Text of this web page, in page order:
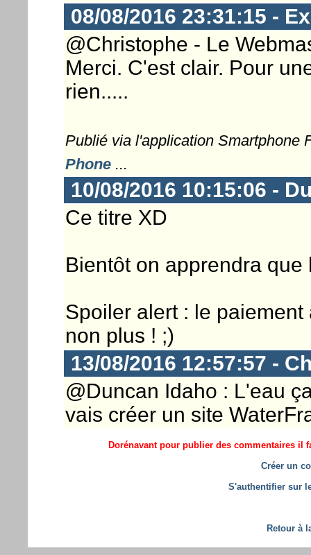
08/08/2016 23:31:15 -
@Christophe - Le
Merci. C'est clair. Pour
rien.....
Publié via l'application Smartphone
Phone...
10/08/2016 10:15:06 -
Ce titre XD
Bientôt on apprendra
Spoiler alert : le
non plus ! ;)
13/08/2016 12:57:57 -
@Duncan Idaho : L'eau
vais créer un site
Dorénavant pour publier des commentaires il
Créer un
S'authentifier sur
Retour à